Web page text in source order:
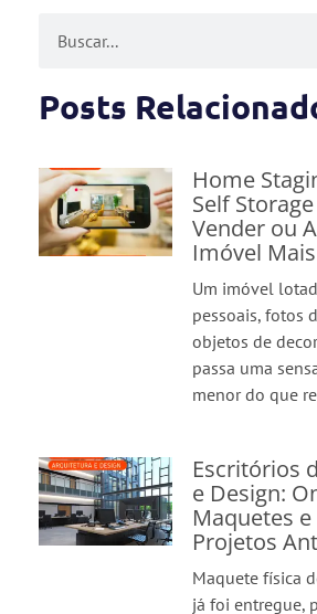
Posts
Home
Self
Vender ou
Imóvel
Um imóvel
pessoais, fotos
objetos de
passa uma
menor do que
Escritórios
e Design:
Maquetes
Projetos
Maquete física
já foi entregue,